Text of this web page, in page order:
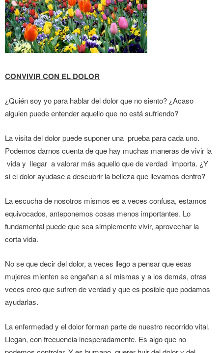
CONVIVIR CON EL DOLOR
¿Quién soy yo para hablar del dolor que no siento? ¿Acaso
alguien puede entender aquello que no está sufriendo?
La visita del dolor puede suponer una prueba para cada uno.
Podemos darnos cuenta de que hay muchas maneras de vivir la
vida y llegar a valorar más aquello que de verdad importa. ¿Y
si el dolor ayudase a descubrir la belleza que llevamos dentro?
La escucha de nosotros mismos es a veces confusa, estamos
equivocados, anteponemos cosas menos importantes. Lo
fundamental puede que sea simplemente vivir, aprovechar la
corta vida.
No se que decir del dolor, a veces llego a pensar que esas
mujeres mienten se engañan a sí mismas y a los demás, otras
veces creo que sufren de verdad y que es posible que podamos
ayudarlas.
La enfermedad y el dolor forman parte de nuestro recorrido vital.
Llegan, con frecuencia inesperadamente. Es algo que no